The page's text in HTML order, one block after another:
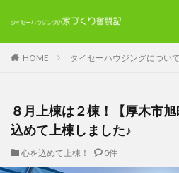
HOME タイセーハウジングについて
８月上棟は２棟！【厚木市
込めて上棟しました♪
心を込めて上棟！ 0件